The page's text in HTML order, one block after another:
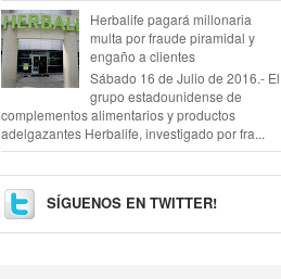
Herbalife pagará millonaria
multa por fraude piramidal y
engaño a clientes
Sábado 16 de Julio de 2016.- El
grupo estadounidense de
complementos alimentarios y productos
adelgazantes Herbalife, investigado por fra...
SÍGUENOS EN TWITTER!